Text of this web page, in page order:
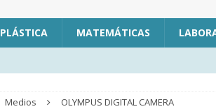
PLÁSTICA MATEMÁTICAS
Medios OLYMPUS DIGITAL CAMERA